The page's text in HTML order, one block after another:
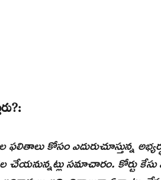
ఫలితాలు కోసం ఎదురుచూస్తున్న
సమాచారం. కోర్టు కేసు